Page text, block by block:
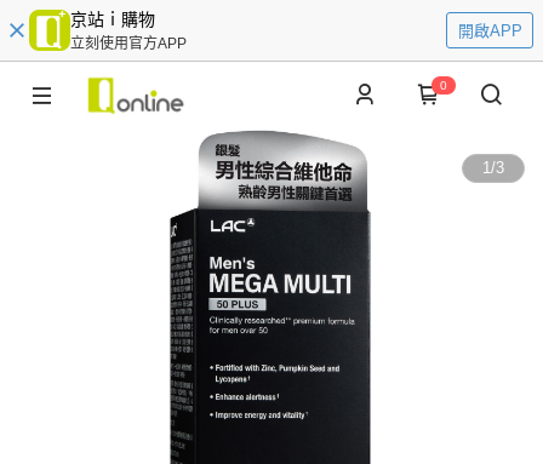
京站ｉ購物
立刻使用官方APP
開啟APP
0
1/3